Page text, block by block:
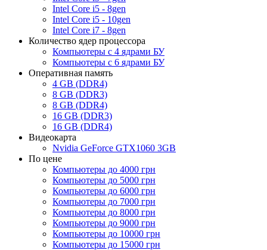
Intel Core i5 - 8gen
Intel Core i5 - 10gen
Intel Core i7 - 8gen
Количество ядер процессора
Компьютеры с 4 ядрами БУ
Компьютеры с 6 ядрами БУ
Оперативная память
4 GB (DDR4)
8 GB (DDR3)
8 GB (DDR4)
16 GB (DDR3)
16 GB (DDR4)
Видеокарта
Nvidia GeForce GTX1060 3GB
По цене
Компьютеры до 4000 грн
Компьютеры до 5000 грн
Компьютеры до 6000 грн
Компьютеры до 7000 грн
Компьютеры до 8000 грн
Компьютеры до 9000 грн
Компьютеры до 10000 грн
Компьютеры до 15000 грн